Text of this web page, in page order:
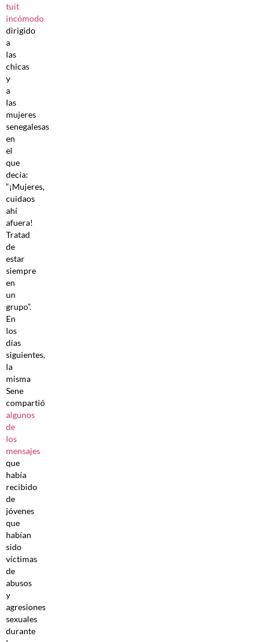
tuit
incómodo
dirigido
a
las
chicas
y
a
las
mujeres
senegalesas
en
el
que
decía:
“¡Mujeres,
cuidaos
ahí
afuera!
Tratad
de
estar
siempre
en
un
grupo”.
En
los
días
siguientes,
la
misma
Sene
compartió
algunos
de
los
mensajes
que
había
recibido
de
jóvenes
que
habían
sido
víctimas
de
abusos
y
agresiones
sexuales
durante